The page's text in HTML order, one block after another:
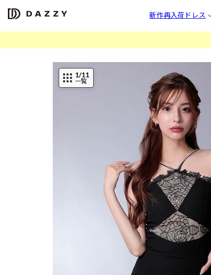
新作再入荷 ドレス
1/11
一覧